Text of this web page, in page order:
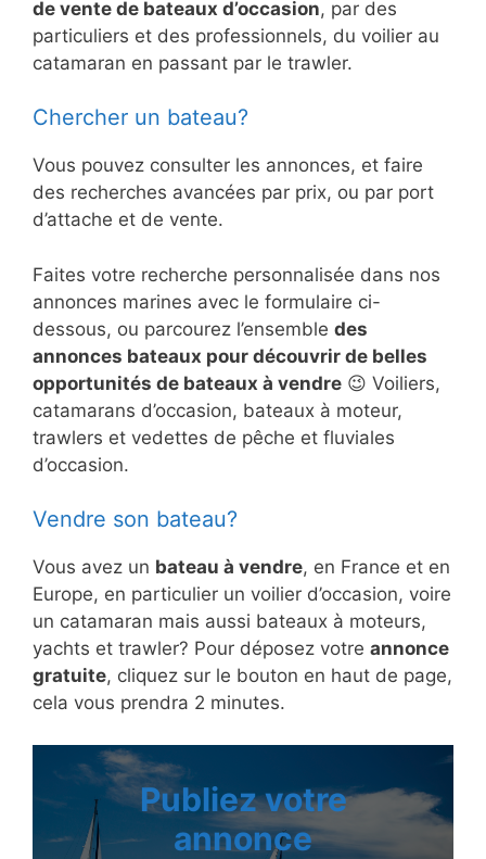
de vente de bateaux d’occasion, par des
particuliers et des professionnels, du voilier au
catamaran en passant par le trawler.
Chercher un bateau?
Vous pouvez consulter les annonces, et faire
des recherches avancées par prix, ou par port
d’attache et de vente.
Faites votre recherche personnalisée dans nos
annonces marines avec le formulaire ci-
dessous, ou parcourez l’ensemble des
annonces bateaux pour découvrir de belles
opportunités de bateaux à vendre 😉 Voiliers,
catamarans d’occasion, bateaux à moteur,
trawlers et vedettes de pêche et fluviales
d’occasion.
Vendre son bateau?
Vous avez un bateau à vendre, en France et en
Europe, en particulier un voilier d’occasion, voire
un catamaran mais aussi bateaux à moteurs,
yachts et trawler? Pour déposez votre annonce
gratuite, cliquez sur le bouton en haut de page,
cela vous prendra 2 minutes.
Publiez votre
annonce